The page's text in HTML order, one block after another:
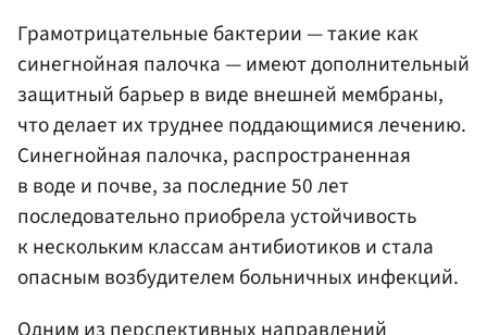
Грамотрицательные бактерии — такие как
синегнойная палочка — имеют дополнительный
защитный барьер в виде внешней мембраны,
что делает их труднее поддающимися лечению.
Синегнойная палочка, распространенная
в воде и почве, за последние 50 лет
последовательно приобрела устойчивость
к нескольким классам антибиотиков и стала
опасным возбудителем больничных инфекций.